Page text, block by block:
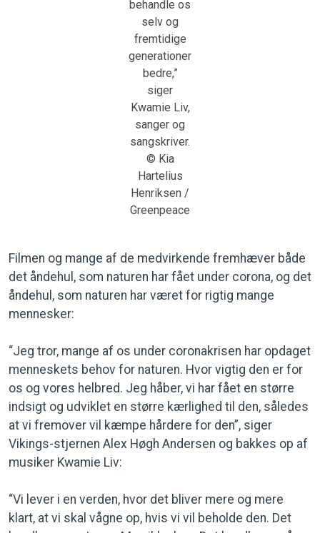
behandle os
selv og
fremtidige
generationer
bedre,”
siger
Kwamie Liv,
sanger og
sangskriver.
© Kia
Hartelius
Henriksen /
Greenpeace
Filmen og mange af de medvirkende fremhæver både
det åndehul, som naturen har fået under corona, og det
åndehul, som naturen har været for rigtig mange
mennesker:
“Jeg tror, mange af os under coronakrisen har opdaget
menneskets behov for naturen. Hvor vigtig den er for
os og vores helbred. Jeg håber, vi har fået en større
indsigt og udviklet en større kærlighed til den, således
at vi fremover vil kæmpe hårdere for den”, siger
Vikings-stjernen Alex Høgh Andersen og bakkes op af
musiker Kwamie Liv:
“Vi lever i en verden, hvor det bliver mere og mere
klart, at vi skal vågne op, hvis vi vil beholde den. Det